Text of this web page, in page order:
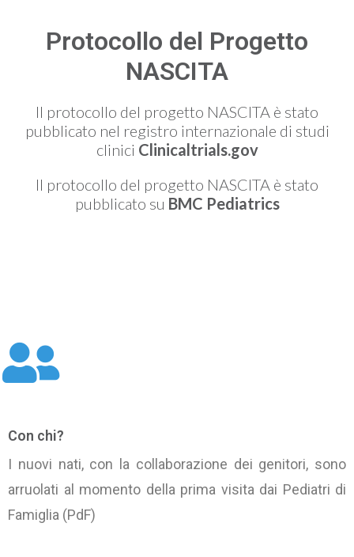
Protocollo del Progetto
NASCITA
Il protocollo del progetto NASCITA è stato
pubblicato nel registro internazionale di studi
clinici Clinicaltrials.gov
Il protocollo del progetto NASCITA è stato
pubblicato su BMC Pediatrics
Con chi?
I nuovi nati, con la collaborazione dei genitori, sono
arruolati al momento della prima visita dai Pediatri di
Famiglia (PdF)